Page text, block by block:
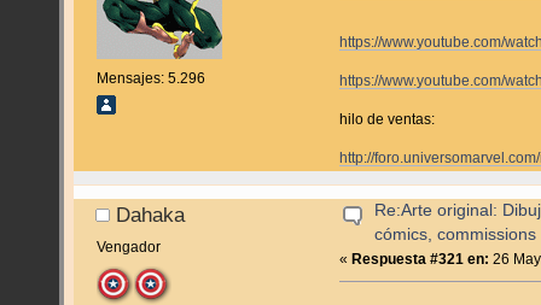
Mensajes: 5.296
https://www.youtube.com/
https://www.youtube.com/
hilo de ventas:
http://
Dahaka
Vengador
Re:Arte original:
cómics,
«Respuesta #321 en: 26